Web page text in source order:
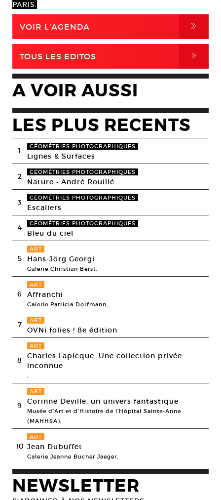
PARIS.
VOIR L'AGENDA ,
TOUS LES EDITOS ,
A VOIR AUSSI
LES PLUS RECENTS
1 GÉOMÉTRIES PHOTOGRAPHIQUES
Lignes & Surfaces
2 GÉOMÉTRIES PHOTOGRAPHIQUES
Nature • André Rouillé
3 GÉOMÉTRIES PHOTOGRAPHIQUES
Escaliers
4 GÉOMÉTRIES PHOTOGRAPHIQUES
Bleu du ciel
5
ART
Hans-Jörg Georgi
Galerie Christian Berst,
6
ART
Affranchi
Galerie Patricia Dorfmann,
7 ART
OVNi folies ! 8e édition
8
ART
Charles Lapicque. Une collection privée
inconnue
,
9
ART
Corinne Deville, un univers fantastique
Musée d’Art et d’Histoire de l’Hôpital Sainte-Anne
(MAHHSA),
10
ART
Jean Dubuffet
Galerie Jeanne Bucher Jaeger,
NEWSLETTER